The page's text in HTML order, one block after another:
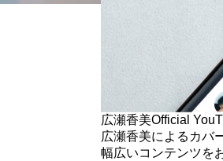
広瀬香美Official
広瀬香美によるカバ
幅広いコンテンツを